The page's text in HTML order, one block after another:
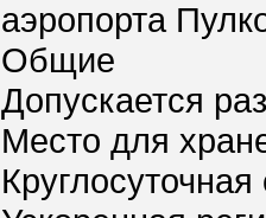
аэропорта
Общие
Допускается
Место для